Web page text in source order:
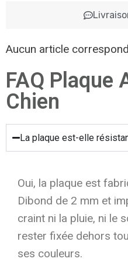
Aucun article
FAQ Plaque
Chien
La plaque est-elle
Oui, la plaque est
Dibond de 2 mm et
craint ni la pluie, ni le
rester fixée dehors
ses couleurs.